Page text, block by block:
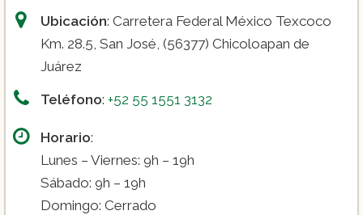
Ubicación: Carretera Federal México Texcoco
Km. 28.5, San José, (56377) Chicoloapan de
Juárez
Teléfono: +52 55 1551 3132
Horario:
Lunes – Viernes: 9h – 19h
Sábado: 9h – 19h
Domingo: Cerrado